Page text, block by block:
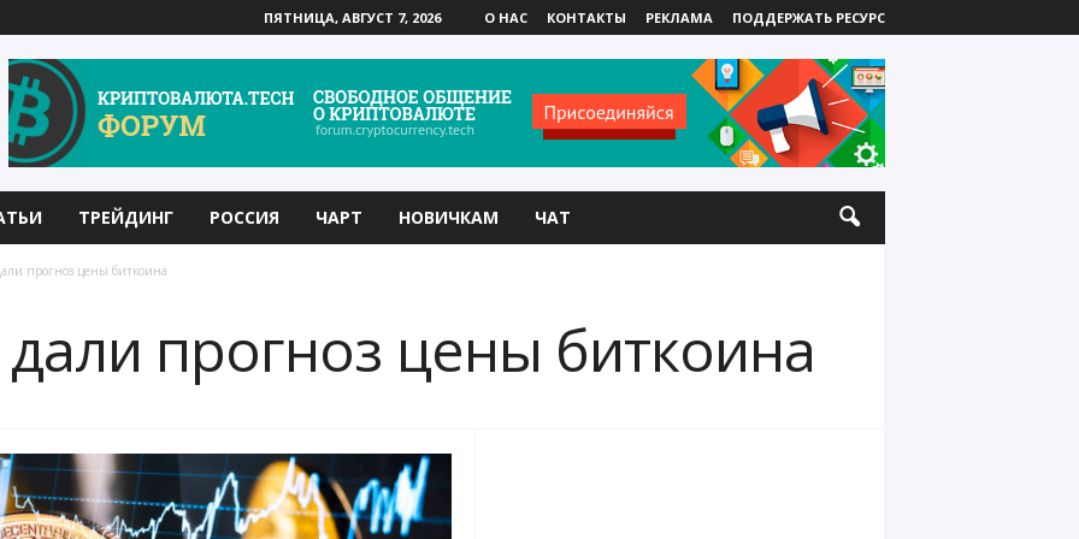
ПЯТНИЦА, АВГУСТ 7, 2026 О НАС КОНТАКТЫ РЕКЛАМА ПОДДЕРЖАТЬ РЕСУРС
ТРЕЙДИНГ РОССИЯ ЧАРТ НОВИЧКАМ ЧАТ
прогноз цены биткоина
прогноз цены биткоина